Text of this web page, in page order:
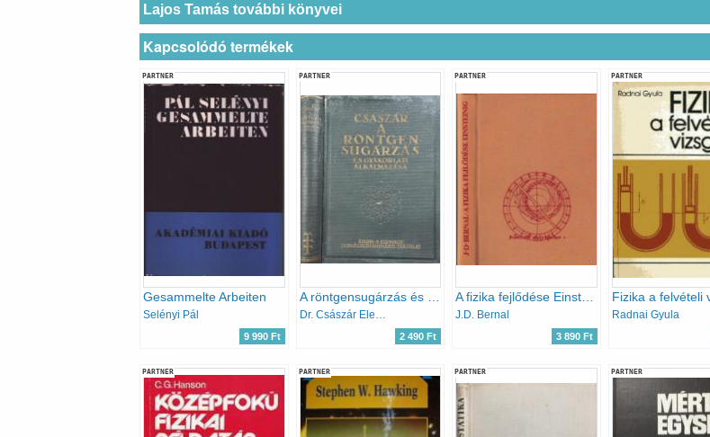
Lajos Tamás további könyvei
Kapcsolódó termékek
PARTNER
Gesammelte Arbeiten
Selényi Pál
9 990 Ft
PARTNER
2 490 Ft
PARTNER
J.D. Bernal
3 890 Ft
PARTNER
Fizika a felvételi
Radnai Gyula
PARTNER PARTNER PARTNER PARTNER